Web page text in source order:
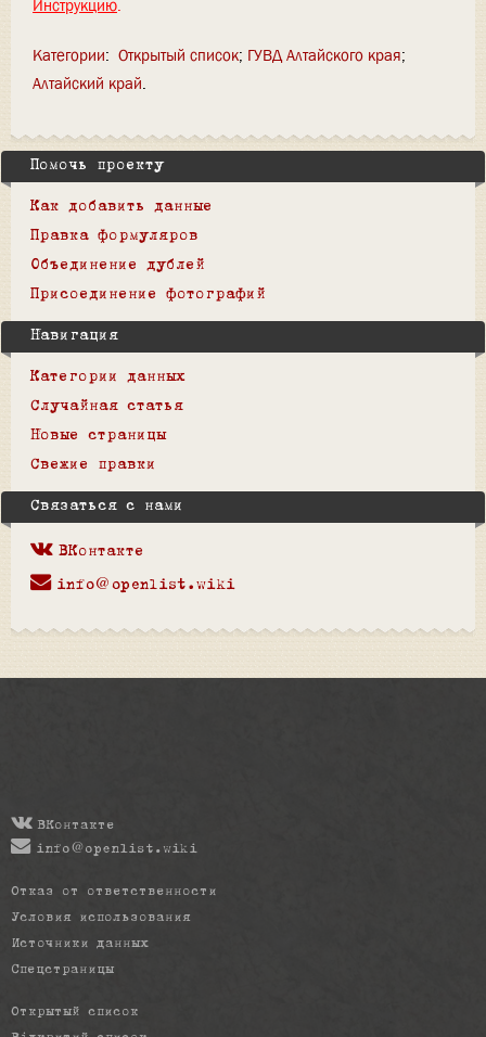
Инструкцию.
Категории: Открытый список ГУВД Алтайского края
Алтайский край
Помочь проекту
Как добавить данные
Правка формуляров
Объединение дублей
Присоединение фотографий
Навигация
Категории данных
Случайная статья
Новые страницы
Свежие правки
Связаться с нами
ВКонтакте
info@openlist.wiki
ВКонтакте
info@openlist.wiki
Отказ от ответственности
Условия использования
Источники данных
Спецстраницы
Открытый список